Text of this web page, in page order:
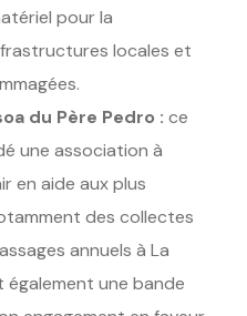
pour la
locales et
du Père Pedro : ce
une association à
en aide aux plus
des collectes
annuels à La
également une bande